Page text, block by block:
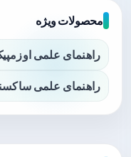
محصولات ویژه
راهنمای علمی
راهنمای علمی